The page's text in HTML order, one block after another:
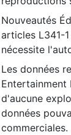
Nouveautés
articles L341-
nécessite
Les données
Entertainment
d'aucune
données
commerciales.